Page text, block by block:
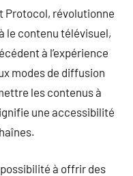
Protocol, révolutionne
le contenu télévisuel,
à l’expérience
modes de diffusion
les contenus à
une accessibilité
possibilité à offrir des